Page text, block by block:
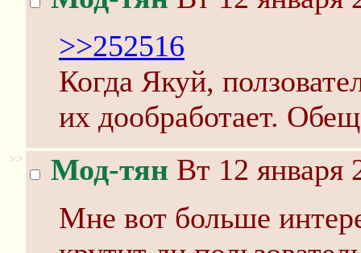
>>252516
Когда Якуй,
их дообработает.
>> Мод-тян Вт 12 января
Мне вот больше